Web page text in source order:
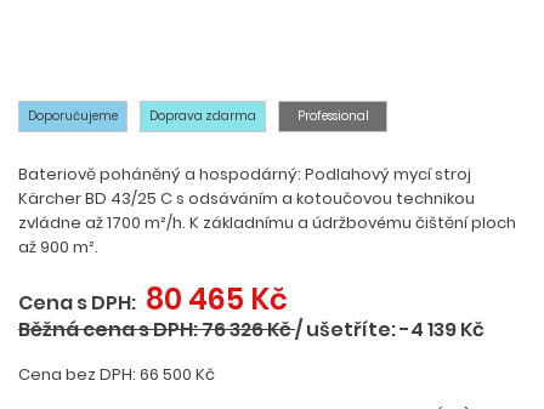
Doporučujeme Doprava zdarma Professional
Bateriově poháněný a hospodárný: Podlahový mycí stroj
Kärcher BD 43/25 C s odsáváním a kotoučovou technikou
zvládne až 1700 m²/h. K základnímu a údržbovému čištění ploch
až 900 m².
Cena s DPH: 80 465 Kč
Běžná cena s DPH: 76 326 Kč/ušetříte: -4 139 Kč
Cena bez DPH: 66 500 Kč